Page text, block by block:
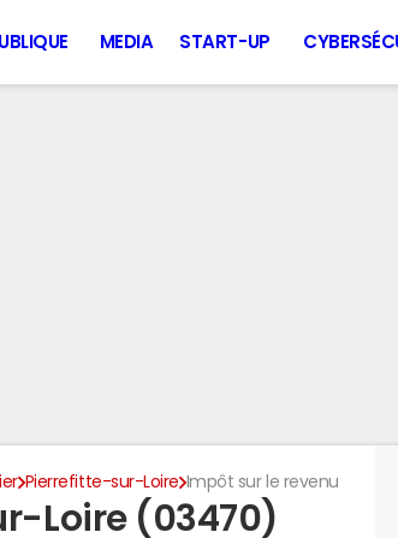
MEDIA START-UP
Pierrefitte-sur-Loire Impôt sur le revenu
Loire (03470)